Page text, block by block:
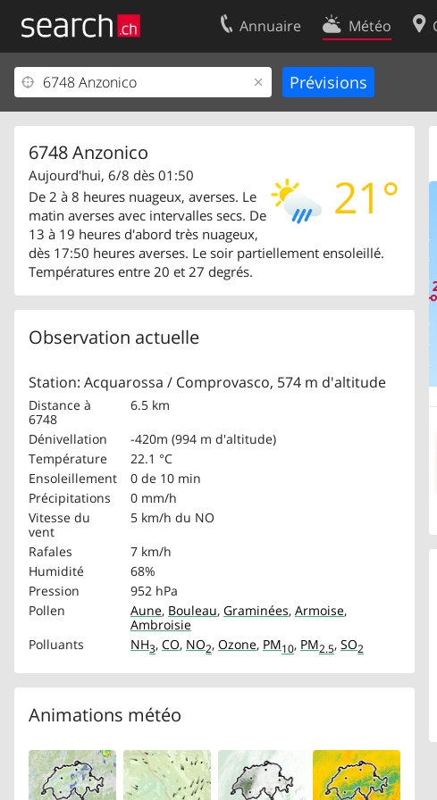
Annuaire Météo
6748 Anzonico
21°
Aujourd'hui, 6/8 dès 01:50
De 2 à 8 heures nuageux, averses. Le
matin averses avec intervalles secs. De
13 à 19 heures d'abord très nuageux,
dès 17:50 heures averses. Le soir partiellement ensoleillé.
Températures entre 20 et 27 degrés.
Observation actuelle
Station: Acquarossa / Comprovasco, 574 m d'altitude
Distance à
6748
6.5 km
Dénivellation
-420m (994 m d'altitude)
Température
22.1 °C
Ensoleillement
0 de 10 min
Précipitations
0 mm/h
Vitesse du
vent
5 km/h du NO
Rafales
7 km/h
Humidité
68%
Pression
952 hPa
Pollen
Aune, Bouleau, Graminées, Armoise,
Ambroisie
Polluants
NH3, CO, NO2, Ozone, PM10, PM2.5, SO2
Animations météo
Votre inscription
Centre clients
Contact
Conditions